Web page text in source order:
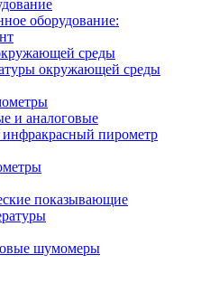
оборудование:
среды
окружающей среды
и аналоговые
пирометр
показывающие
шумомеры